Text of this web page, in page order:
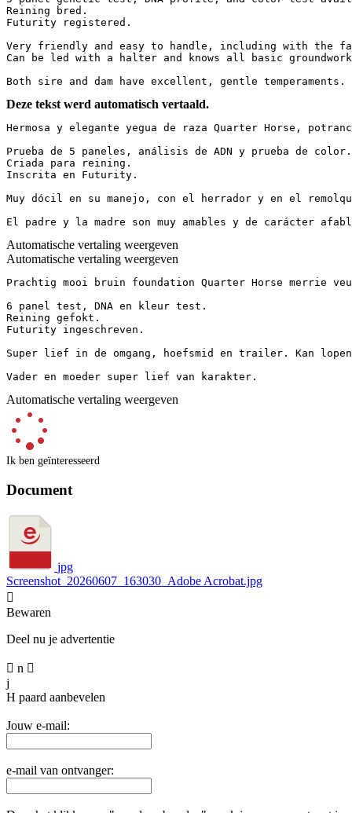
Reining bred.
Futurity registered.
Very friendly and easy to handle, including with
Can be led with a halter and knows all basic
Both sire and dam have excellent, gentle temperaments.
Deze tekst werd automatisch vertaald.
Hermosa y elegante yegua de raza Quarter Horse,
Prueba de 5 paneles, análisis de ADN y prueba de color.
Criada para reining.
Inscrita en Futurity.
Muy dócil en su manejo, con el herrador y en el
El padre y la madre son muy amables y de carácter
Automatische vertaling weergeven
Automatische vertaling weergeven
Prachtig mooi bruin foundation Quarter Horse merrie
6 panel test, DNA en kleur test.
Reining gefokt.
Futurity ingeschreven.
Super lief in de omgang, hoefsmid en trailer. Kan
Vader en moeder super lief van karakter.
Automatische vertaling weergeven
Ik ben geïnteresseerd
Document
jpg
Screenshot_20260607_163030_Adobe Acrobat.jpg

Bewaren
Deel nu je advertentie
 n 
j
H paard aanbevelen
Jouw e-mail:
e-mail van ontvanger: